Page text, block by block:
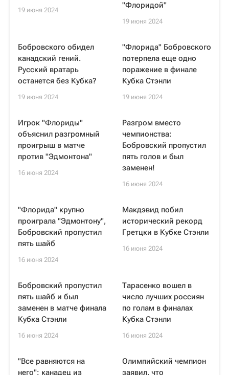
19 июня 2024
"Флоридой"
19 июня 2024
Бобровского обидел
канадский гений.
Русский вратарь
останется без Кубка?
19 июня 2024
"Флорида" Бобровского
потерпела еще одно
поражение в финале
Кубка Стэнли
19 июня 2024
Игрок "Флориды"
объяснил разгромный
проигрыш в матче
против "Эдмонтона"
16 июня 2024
Разгром вместо
чемпионства:
Бобровский пропустил
пять голов и был
заменен!
16 июня 2024
"Флорида" крупно
проиграла "Эдмонтону",
Бобровский пропустил
пять шайб
16 июня 2024
Макдэвид побил
исторический рекорд
Гретцки в Кубке Стэнли
16 июня 2024
Бобровский пропустил
пять шайб и был
заменен в матче финала
Кубка Стэнли
16 июня 2024
Тарасенко вошел в
число лучших россиян
по голам в финалах
Кубка Стэнли
16 июня 2024
"Все равняются на
него": канадец из
Олимпийский чемпион
заявил, что